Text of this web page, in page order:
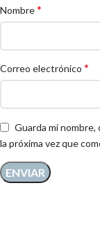
Nombre*
Correo electrónico *
Guarda mi
la próxima vez que